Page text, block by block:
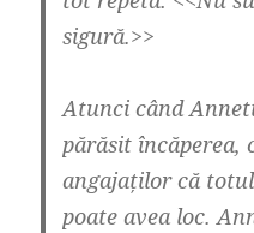
sigură.>>
Atunci când
părăsit încăperea,
angajaților că
poate avea loc.